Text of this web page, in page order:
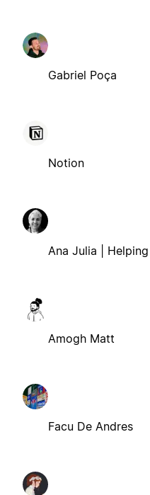
Gabriel Poça
Notion
Ana Julia |
Amogh Matt
Facu De Andres